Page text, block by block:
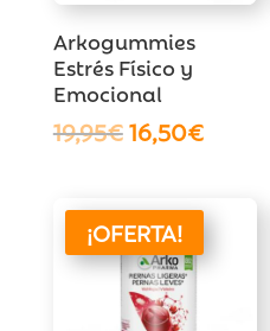
Arkogummies
Estrés Físico y
Emocional
19,95€El
era:
19,95€.
16,50€El
es:
16,50€.
¡OFERTA!